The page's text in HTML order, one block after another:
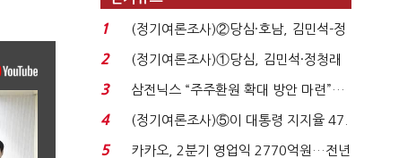
1
(정기여론조사)②당심·호남, 김민석-정
청래 '초접전'...
2
(정기여론조사)①당심, 김민석·정청래
'초접전'…대통령 ...
3
삼전닉스 “주주환원 확대 방안 마련”…
로이터에 성명...
4
(정기여론조사)⑤이 대통령 지지율 47.
7%…일주일 만에 ...
5
카카오, 2분기 영업익 2770억원…전년